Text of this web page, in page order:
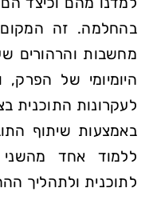
בהחלמה. זה
מחשבות והרהורים
היומיומי של
לעקרונות התוכנית
באמצעות שיתוף
ללמוד אחד מהשני
לתוכנית ולתהליך